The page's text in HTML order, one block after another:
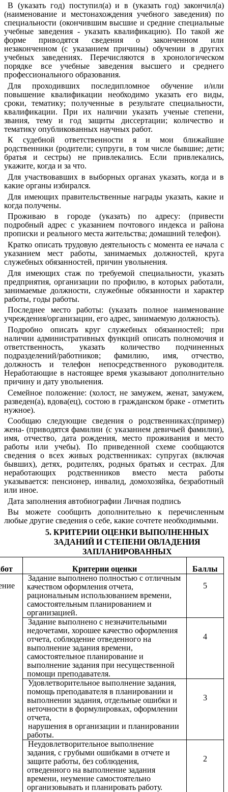
В (указать год) поступил(а) и в (указать год) закончил(а)
(наименование и местонахождения учебного заведения) по
специальности (окончившим высшие и средние специальные
учебные заведения - указать квалификацию). По такой же
форме приводятся сведения о законченном или
незаконченном (с указанием причины) обучении в других
учебных заведениях. Перечисляются в хронологическом
порядке все учебные заведения высшего и среднего
профессионального образования.
Для проходивших последипломное обучение и/или
повышение квалификации необходимо указать его виды,
сроки, тематику; полученные в результате специальности,
квалификации. При их наличии указать ученые степени,
звания, тему и год защиты диссертации; количество и
тематику опубликованных научных работ.
К судебной ответственности я и мои ближайшие
родственники (родители; супруги, в том числе бывшие; дети;
братья и сестры) не привлекались. Если привлекались,
укажите, когда и за что.
Для участвовавших в выборных органах указать, когда и в
какие органы избирался.
Для имеющих правительственные награды указать, какие и
когда получены.
Проживаю в городе (указать) по адресу: (привести
подробный адрес с указанием почтового индекса и района
прописки и реального места жительства; домашний телефон).
Кратко описать трудовую деятельность с момента ее начала с
указанием мест работы, занимаемых должностей, круга
служебных обязанностей, причин увольнения.
Для имеющих стаж по требуемой специальности, указать
предприятия, организации по профилю, в которых работали,
занимаемые должности, служебные обязанности и характер
работы, годы работы.
Последнее место работы: (указать полное наименование
учреждения/организации, его адрес, занимаемую должность).
Подробно описать круг служебных обязанностей; при
наличии административных функций описать полномочия и
ответственность, указать количество подчиненных
подразделений/работников; фамилию, имя, отчество,
должность и телефон непосредственного руководителя.
Неработающие в настоящее время указывают дополнительно
причину и дату увольнения.
Семейное положение: (холост, не замужем, женат, замужем,
разведен(а), вдова(ец), состою в гражданском браке - отметить
нужное).
Сообщаю следующие сведения о родственниках:(пример)
жена- (приводятся фамилии (с указанием девичьей фамилии),
имя, отчество, дата рождения, место проживания и место
работы или учебы). По приведенной схеме сообщаются
сведения о всех живых родственниках: супругах (включая
бывших), детях, родителях, родных братьях и сестрах. Для
неработающих родственников вместо места работы
указывается: пенсионер, инвалид, домохозяйка, безработный
или иное.
Дата заполнения автобиографии Личная подпись
Вы можете сообщить дополнительно к перечисленным
любые другие сведения о себе, какие сочтете необходимыми.
5. КРИТЕРИИ ОЦЕНКИ ВЫПОЛНЕННЫХ
ЗАДАНИЙ И СТЕПЕНИ ОВЛАДЕНИЯ
ЗАПЛАНИРОВАННЫХ
Критерии оценки
Баллы
Задание выполнено полностью с отличным
качеством оформления отчета,
рациональным использованием времени,
самостоятельным планированием и
организацией.
5
Задание выполнено с незначительными
недочетами, хорошее качество оформления
отчета, соблюдение отведенного на
выполнение задания времени,
самостоятельное планирование и
выполнение задания при несущественной
помощи преподавателя.
4
Удовлетворительное выполнение задания,
помощь преподавателя в планировании и
выполнении задания, отдельные ошибки и
неточности в формулировках, оформлении
отчета,
нарушения в организации и планировании
работы.
3
Неудовлетворительное выполнение
задания, с грубыми ошибками в отчете и
защите работы, без соблюдения,
отведенного на выполнение задания
времени, неумение самостоятельно
организовывать и планировать работу.
2